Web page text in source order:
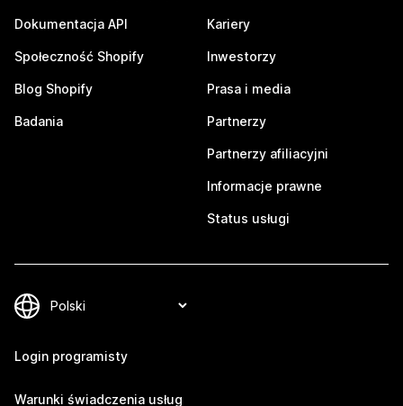
Dokumentacja API
Społeczność Shopify
Blog Shopify
Badania
Kariery
Inwestorzy
Prasa i media
Partnerzy
Partnerzy afiliacyjni
Informacje prawne
Status usługi
Login programisty
Warunki świadczenia usług